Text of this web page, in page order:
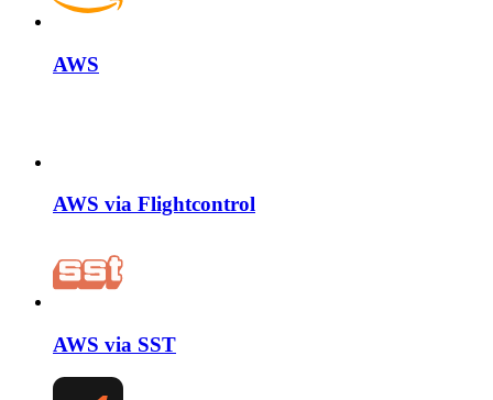
AWS
AWS via Flightcontrol
AWS via SST